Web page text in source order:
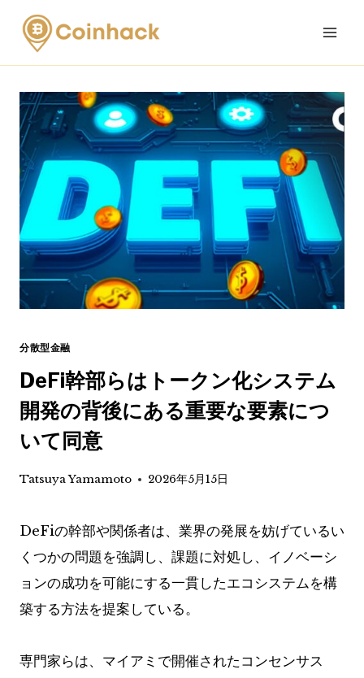
Skip
content
分散型金融
DeFi幹部らはトークン化システム
開発の背後にある重要な要素につ
いて同意
Tatsuya Yamamoto 2026年5月15日
DeFiの幹部や関係者は、業界の発展を妨げているい
くつかの問題を強調し、課題に対処し、イノベーシ
ョンの成功を可能にする一貫したエコシステムを構
築する方法を提案している。
専門家らは、マイアミで開催されたコンセンサス